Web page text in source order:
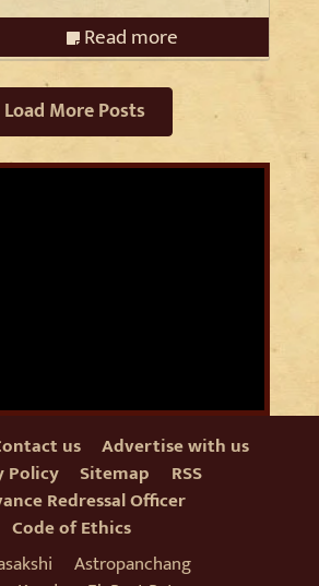
Read more
Load More Posts
us
Advertise with us
Policy
Sitemap
RSS
Redressal Officer
Code of Ethics
Astropanchang